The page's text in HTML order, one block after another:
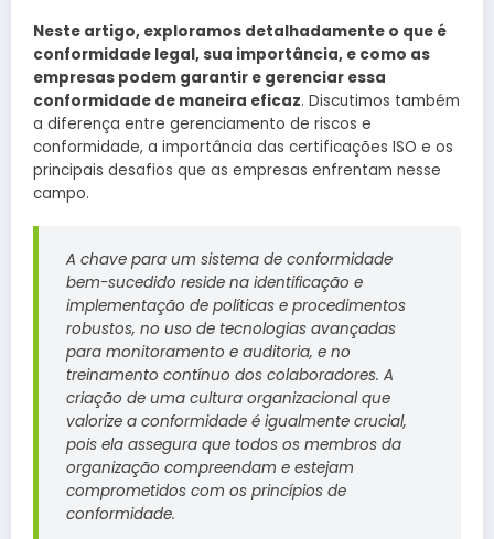
Neste artigo, exploramos detalhadamente o que é
conformidade legal, sua importância, e como as
empresas podem garantir e gerenciar essa
conformidade de maneira eficaz. Discutimos também
a diferença entre gerenciamento de riscos e
conformidade, a importância das certificações ISO e os
principais desafios que as empresas enfrentam nesse
campo.
A chave para um sistema de conformidade
bem-sucedido reside na identificação e
implementação de políticas e procedimentos
robustos, no uso de tecnologias avançadas
para monitoramento e auditoria, e no
treinamento contínuo dos colaboradores. A
criação de uma cultura organizacional que
valorize a conformidade é igualmente crucial,
pois ela assegura que todos os membros da
organização compreendam e estejam
comprometidos com os princípios de
conformidade.